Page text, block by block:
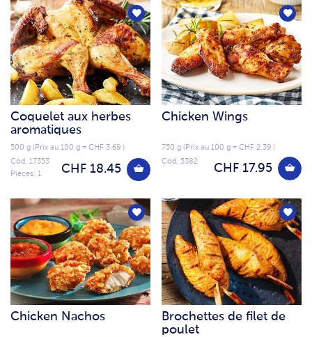
Coquelet aux herbes
aromatiques
500 g (Prix au 100 g = CHF 3.69 )
CHF 18.45
Cod. 17353
Pièces: 1
Chicken Wings
750 g (Prix au 100 g = CHF 2.39 )
CHF 17.95
Cod. 5382
Chicken Nachos
Brochettes de filet de
poulet